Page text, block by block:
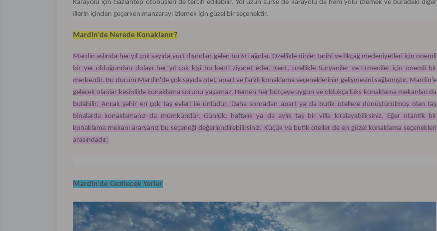
Karayolu için Gaziantep otobüsleri de tercih edilebilir. Yol uzun sürse de karayolu da hem yolu izlemek ve buradaki diğer
illerin içinden geçerken manzarayı izlemek için güzel bir seçenektir.
Mardin'de Nerede Konaklanır?
Mardin aslında her yıl çok sayıda yurt dışından gelen turisti ağırlar. Özellikle dinler tarihi ve İlkçağ medeniyetleri için önemli
bir yer olduğundan dolayı her yıl çok kişi bu kenti ziyaret eder. Kent, özellikle Süryaniler ve Ermeniler için önemli bir
merkezdir. Bu durum Mardin'de çok sayıda otel, apart ve farklı konaklama seçeneklerinin gelişmesini sağlamıştır. Mardin'e
gelecek olanlar kesinlikle konaklama sorunu yaşamaz. Hemen her bütçeye uygun ve oldukça lüks konaklama mekanları da
bulabilir. Ancak şehir en çok taş evleri ile ünlüdür. Daha sonradan apart ya da butik otellere dönüştürülmüş olan taş
binalarda konaklamanız da mümkündür. Günlük, haftalık ya da aylık taş bir villa kiralayabilirsiniz. Eğer otantik bir
konaklama mekanı ararsanız bu seçeneği değerlendirebilirsiniz. Küçük ve butik oteller de en güzel konaklama seçenekleri
arasındadır.
Mardin'de Gezilecek Yerler